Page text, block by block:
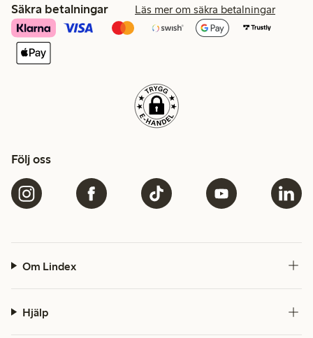
Säkra betalningar Läs mer om säkra betalningar
Följ oss
Om Lindex
Hjälp